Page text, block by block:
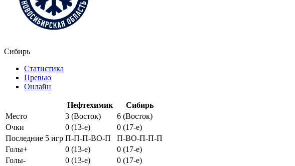
Сибирь
Статистика
Превью
Онлайн
Нефтехимик
Сибирь
Место
3 (Восток)
6 (Восток)
Очки
0 (13-e)
0 (17-e)
Последние 5 игр П-П-П-ВО-П
П-ВО-П-П-П
Голы+
0 (13-e)
0 (17-e)
Голы-
0 (13-e) 0 (17-e)